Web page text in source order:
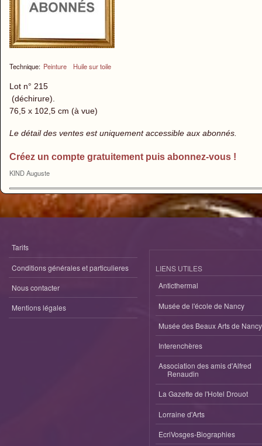
Technique: Peinture Huile sur toile
Lot n° 215
(déchirure).
76,5 x 102,5 cm (à vue)
Le détail des ventes est uniquement accessible aux abonnés.
Créez un compte gratuitement puis abonnez-vous !
KIND Auguste
Tarifs
Conditions générales et particulieres
Nous contacter
Mentions légales
LIENS UTILES
Anticthermal
Musée de l'école de Nancy
Musée des Beaux Arts de Nancy
Interenchères
Association des amis d'Alfred
Renaudin
La Gazette de l'Hotel Drouot
Lorraine d'Arts
EcriVosges-Biographies